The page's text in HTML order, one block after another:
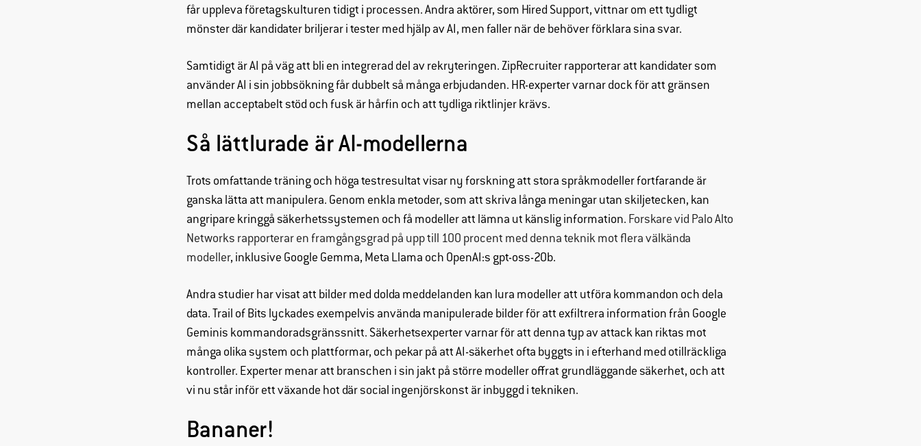
får uppleva företagskulturen tidigt i processen. Andra aktörer, som Hired Support, vittnar om ett tydligt
mönster där kandidater briljerar i tester med hjälp av AI, men faller när de behöver förklara sina svar.
Samtidigt är AI på väg att bli en integrerad del av rekryteringen. ZipRecruiter rapporterar att kandidater som
använder AI i sin jobbsökning får dubbelt så många erbjudanden. HR-experter varnar dock för att gränsen
mellan acceptabelt stöd och fusk är hårfin och att tydliga riktlinjer krävs.
Så lättlurade är AI-modellerna
Trots omfattande träning och höga testresultat visar ny forskning att stora språkmodeller fortfarande är
ganska lätta att manipulera. Genom enkla metoder, som att skriva långa meningar utan skiljetecken, kan
angripare kringgå säkerhetssystemen och få modeller att lämna ut känslig information. Forskare vid Palo Alto
Networks rapporterar en framgångsgrad på upp till 100 procent med denna teknik mot flera välkända
modeller, inklusive Google Gemma, Meta Llama och OpenAI:s gpt-oss-20b.
Andra studier har visat att bilder med dolda meddelanden kan lura modeller att utföra kommandon och dela
data. Trail of Bits lyckades exempelvis använda manipulerade bilder för att exfiltrera information från Google
Geminis kommandoradsgränssnitt. Säkerhetsexperter varnar för att denna typ av attack kan riktas mot
många olika system och plattformar, och pekar på att AI-säkerhet ofta byggts in i efterhand med otillräckliga
kontroller. Experter menar att branschen i sin jakt på större modeller offrat grundläggande säkerhet, och att
vi nu står inför ett växande hot där social ingenjörskonst är inbyggd i tekniken.
Bananer!